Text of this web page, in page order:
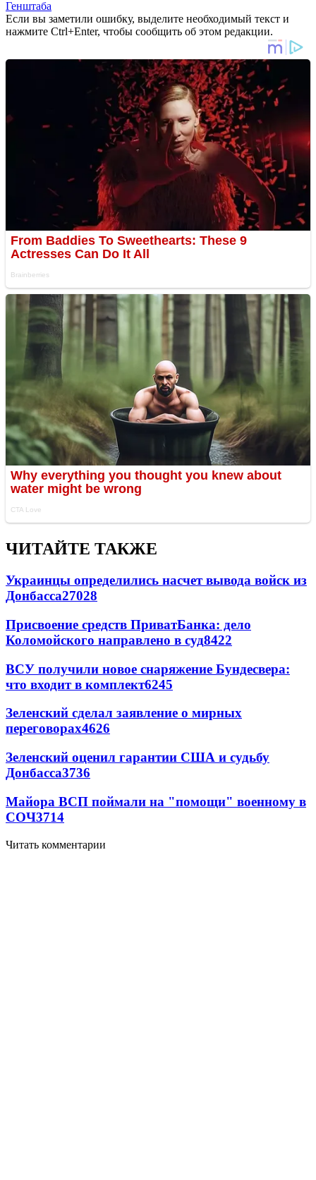
Генштаба
Если вы заметили ошибку, выделите необходимый текст и
нажмите Ctrl+Enter, чтобы сообщить об этом редакции.
ЧИТАЙТЕ ТАКЖЕ
Украинцы определились насчет вывода войск из
Донбасса27028
Присвоение средств ПриватБанка: дело
Коломойского направлено в суд8422
ВСУ получили новое снаряжение Бундесвера:
что входит в комплект6245
Зеленский сделал заявление о мирных
переговорах4626
Зеленский оценил гарантии США и судьбу
Донбасса3736
Майора ВСП поймали на "помощи" военному в
СОЧ3714
Читать комментарии